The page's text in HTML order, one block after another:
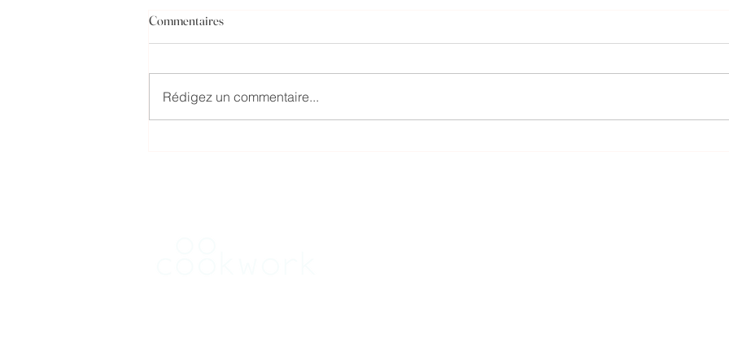
Commentaires
Rédigez un commentaire...